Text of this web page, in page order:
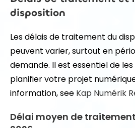
disposition
Les délais de traitement du
peuvent varier, surtout en
demande. Il est essentiel de
planifier votre projet
information, see Kap Numérik
Délai moyen de